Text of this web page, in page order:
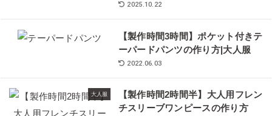
2025.10.22
【製作時間3時間】ポケット付きテ
ーパードパンツの作り方|大人服
2022.06.03
大人服
【製作時間2時間半】大人用フレン
チスリーブワンピースの作り方